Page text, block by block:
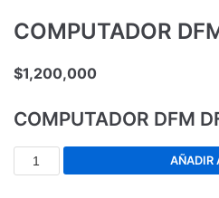
COMPUTADOR
$1,200,000
COMPUTADOR DFM
AÑADIR